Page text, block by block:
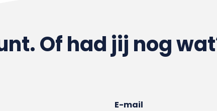
Of had jij nog
E-mail